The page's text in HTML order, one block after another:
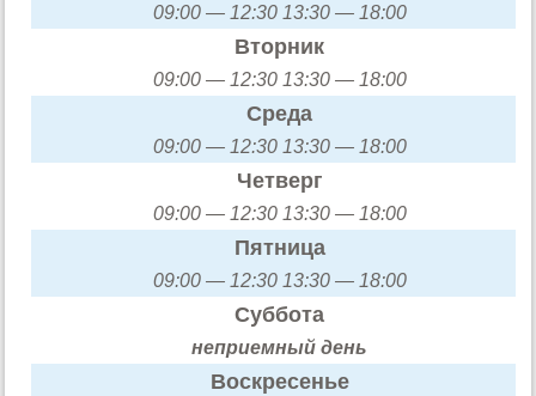
09:00 — 12:30 13:30 — 18:00
Вторник
09:00 — 12:30 13:30 — 18:00
Среда
09:00 — 12:30 13:30 — 18:00
Четверг
09:00 — 12:30 13:30 — 18:00
Пятница
09:00 — 12:30 13:30 — 18:00
Суббота
неприемный день
Воскресенье